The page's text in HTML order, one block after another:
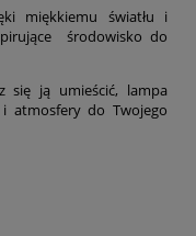
miękkiemu światłu i
środowisko do
się ją umieścić, lampa
atmosfery do Twojego